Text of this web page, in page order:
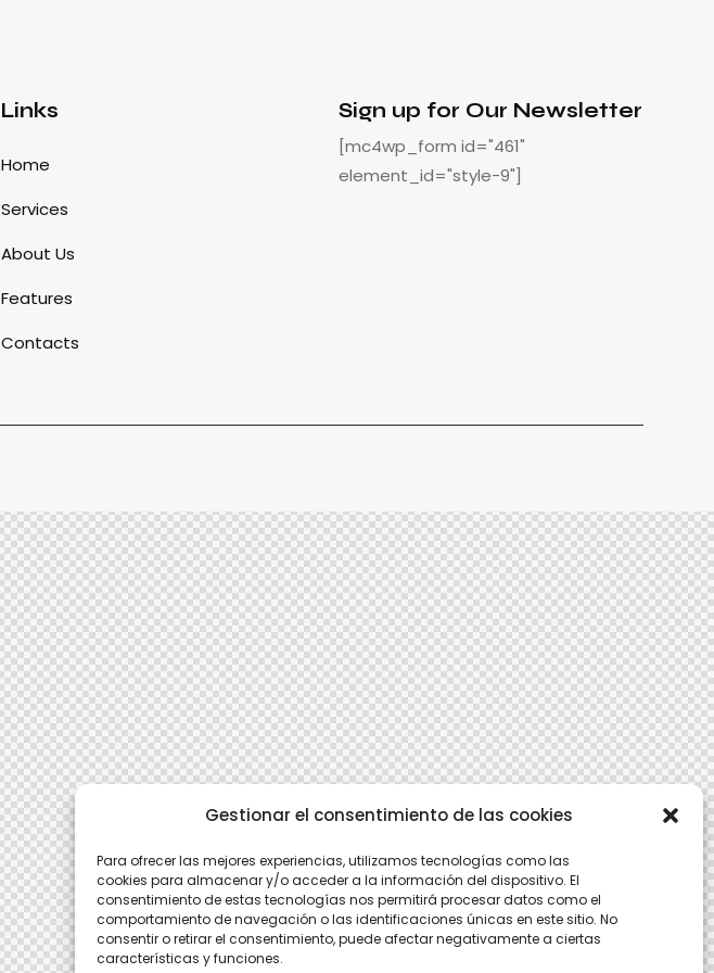
Gestionar el consentimiento de las cookies
Para ofrecer las mejores experiencias, utilizamos tecnologías como las
cookies para almacenar y/o acceder a la información del dispositivo. El
consentimiento de estas tecnologías nos permitirá procesar datos como el
comportamiento de navegación o las identificaciones únicas en este sitio. No
consentir o retirar el consentimiento, puede afectar negativamente a ciertas
características y funciones.
Links
Home
Services
About Us
Features
Contacts
Sign up for Our Newsletter
[mc4wp_form id="461"
element_id="style-9"]